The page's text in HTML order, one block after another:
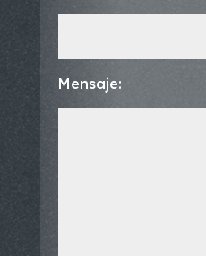
Mensaje: